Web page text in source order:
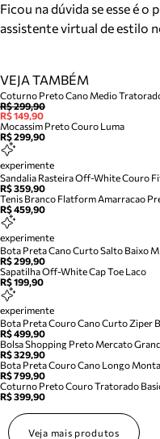
Ficou na dúvida se esse é o
assistente virtual de estilo
VEJA TAMBÉM
Coturno Preto Cano Medio
R$ 299,90
R$ 149,90
Mocassim Preto Couro Luma
R$ 299,90
experimente
Sandalia Rasteira Off-White Couro
R$ 359,90
Tenis Branco Flatform Amarracao
R$ 459,90
experimente
Bota Preta Cano Curto Salto Baixo
R$ 299,90
Sapatilha Off-White Cap Toe Laco
R$ 199,90
experimente
Bota Preta Couro Cano Curto Ziper
R$ 499,90
Bolsa Shopping Preto Mercato
R$ 329,90
Bota Preta Couro Cano Longo
R$ 799,90
Coturno Preto Couro Tratorado
R$ 399,90
Veja mais produtos